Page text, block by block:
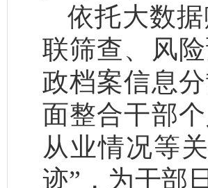
依托大数
联筛查、风
政档案信息
面整合干部
从业情况等
迹”，为干部